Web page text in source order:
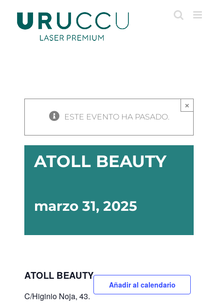
contenido
×
ESTE EVENTO HA PASADO.
ATOLL BEAUTY
marzo 31, 2025
ATOLL BEAUTY
C/Higinio Noja, 43.
Añadir al calendario